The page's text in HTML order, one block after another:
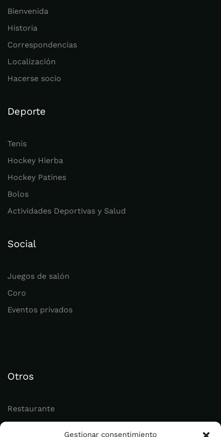
Gestionar consentimiento
Bienvenida
Historia
Correspondencias
Localización
Hacerse socio
Deporte
Tenis
Hockey Hierba
Hockey Patines
Bolos
Actividades Deportivas y Salud
Social
Juegos de salón
Coro
Eventos privados
Otros
Restaurante